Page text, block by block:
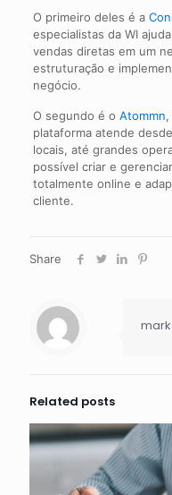
O primeiro deles é a
especialistas da WI
vendas diretas em um
estruturação e
negócio.
O segundo é o Atommn
plataforma atende
locais, até grandes
possível criar e
totalmente online e
cliente.
Share
Related posts